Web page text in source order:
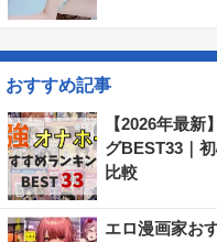
おすすめ記事
【2026年最
グBEST33｜
比較
エロ漫画家お